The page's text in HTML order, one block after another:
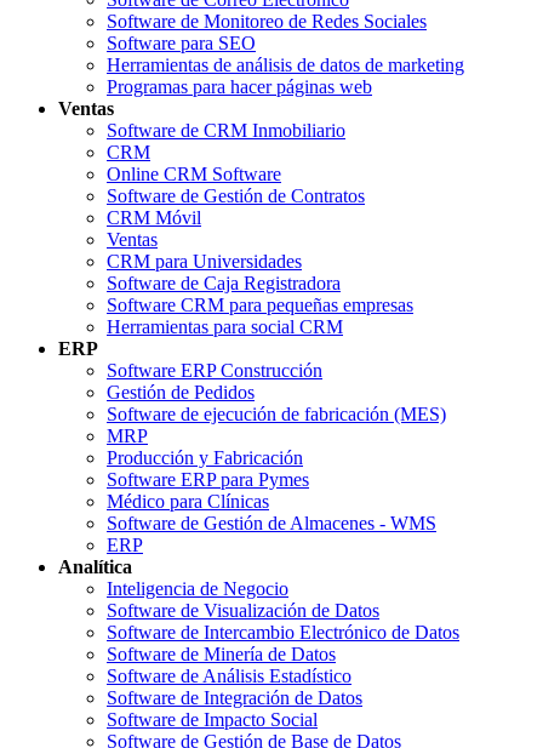
Software de Monitoreo de Redes Sociales
Software para SEO
Herramientas de análisis de datos de marketing
Programas para hacer páginas web
Ventas
Software de CRM Inmobiliario
CRM
Online CRM Software
Software de Gestión de Contratos
CRM Móvil
Ventas
CRM para Universidades
Software de Caja Registradora
Software CRM para pequeñas empresas
Herramientas para social CRM
ERP
Software ERP Construcción
Gestión de Pedidos
Software de ejecución de fabricación (MES)
MRP
Producción y Fabricación
Software ERP para Pymes
Médico para Clínicas
Software de Gestión de Almacenes - WMS
ERP
Analítica
Inteligencia de Negocio
Software de Visualización de Datos
Software de Intercambio Electrónico de Datos
Software de Minería de Datos
Software de Análisis Estadístico
Software de Integración de Datos
Software de Impacto Social
Software de Gestión de Base de Datos